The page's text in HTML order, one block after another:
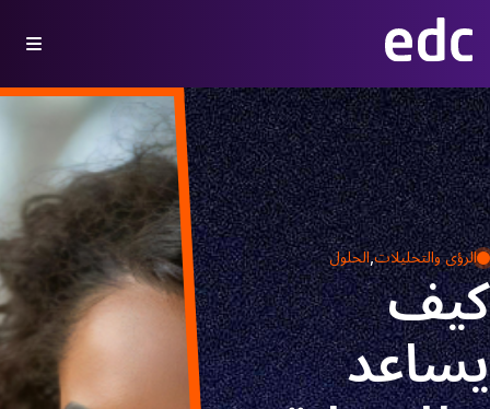
الرؤى والتحليلات,الحلول كيف
يساعد